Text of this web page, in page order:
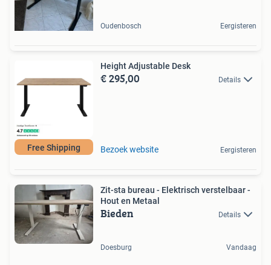
Oudenbosch Eergisteren
Free Shipping
Height Adjustable Desk
€ 295,00 Details
Bezoek website Eergisteren
Zit-sta bureau - Elektrisch verstelbaar -
Hout en Metaal
Bieden Details
Doesburg Vandaag